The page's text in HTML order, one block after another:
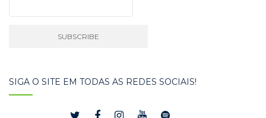
SIGA O SITE EM TODAS AS REDES SOCIAIS!